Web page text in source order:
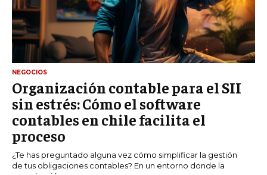
NEGOCIOS
Organización contable para el SII
sin estrés: Cómo el software
contables en chile facilita el
proceso
¿Te has preguntado alguna vez cómo simplificar la gestión
de tus obligaciones contables? En un entorno donde la